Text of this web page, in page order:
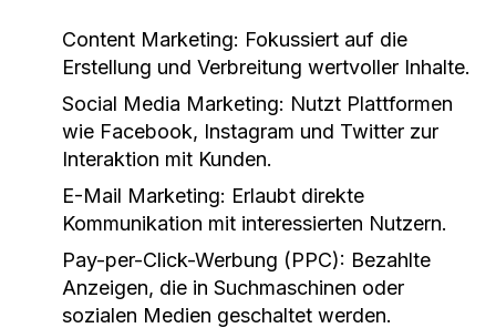
Content Marketing: Fokussiert auf die
Erstellung und Verbreitung wertvoller Inhalte.
Social Media Marketing: Nutzt Plattformen
wie Facebook, Instagram und Twitter zur
Interaktion mit Kunden.
E-Mail Marketing: Erlaubt direkte
Kommunikation mit interessierten Nutzern.
Pay-per-Click-Werbung (PPC): Bezahlte
Anzeigen, die in Suchmaschinen oder
sozialen Medien geschaltet werden.